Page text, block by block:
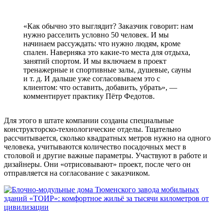
«Как обычно это выглядит? Заказчик говорит: нам
нужно расселить условно 50 человек. И мы
начинаем рассуждать: что нужно людям, кроме
спален. Наверняка это какие-то места для отдыха,
занятий спортом. И мы включаем в проект
тренажерные и спортивные залы, душевые, сауны
и т. д. И дальше уже согласовываем это с
клиентом: что оставить, добавить, убрать», ―
комментирует практику Пётр Федотов.
Для этого в штате компании созданы специальные
конструкторско-технологические отделы. Тщательно
рассчитывается, сколько квадратных метров нужно на одного
человека, учитываются количество посадочных мест в
столовой и другие важные параметры. Участвуют в работе и
дизайнеры. Они «отрисовывают» проект, после чего он
отправляется на согласование с заказчиком.